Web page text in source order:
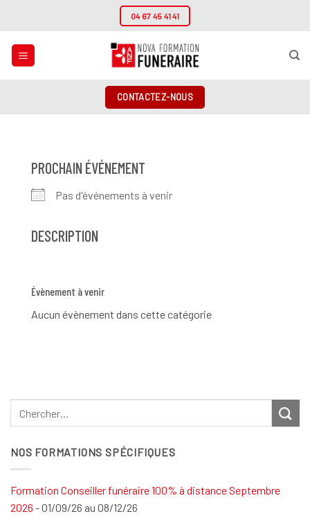
contenu
04 67 45 41 41
CONTACTEZ-NOUS
PROCHAIN ÉVÉNEMENT
Pas d'événements à venir
DESCRIPTION
Évènement à venir
Aucun évènement dans cette catégorie
NOS FORMATIONS SPÉCIFIQUES
Formation Conseiller funéraire 100% à distance Septembre
2026 - 01/09/26 au 08/12/26